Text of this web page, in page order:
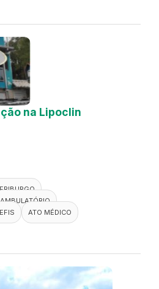
na Lipoclin
AMBULATÓRIO
ATO MÉDICO